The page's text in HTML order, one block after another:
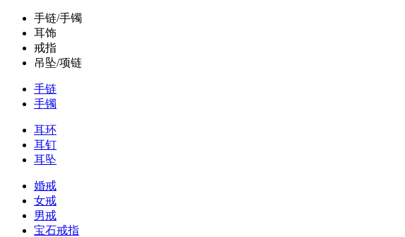
手链/手镯
耳饰
戒指
吊坠/项链
手链
手镯
耳环
耳钉
耳坠
婚戒
女戒
男戒
宝石戒指